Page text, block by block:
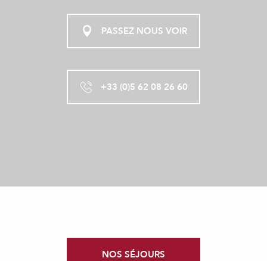
PASSEZ NOUS VOIR
+33 (0)5 62 08 26 60
NOS SÉJOURS